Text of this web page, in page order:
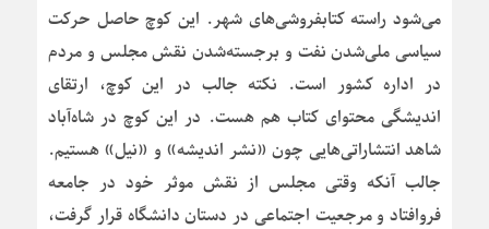
می‌شود راسته کتابفروشی‌های شهر. این کوچ حاصل حرکت
سیاسی ملی‌شدن نفت و برجسته‌شدن نقش مجلس و مردم
در اداره کشور است. نکته جالب در این کوچ، ارتقای
اندیشگی محتوای کتاب هم هست. در این کوچ در شاه‌آباد
شاهد انتشاراتی‌هایی چون «نشر اندیشه» و «نیل» هستیم.
جالب آنکه وقتی مجلس از نقش موثر خود در جامعه
فروافتاد و مرجعیت اجتماعی در دستان دانشگاه قرار گرفت،